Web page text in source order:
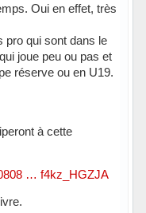
Oui en effet, très
pro qui sont dans le
joue peu ou pas et
réserve ou en U19.
à cette
… f4kz_HGZJA